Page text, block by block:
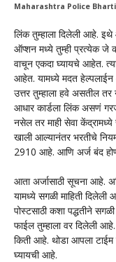
Maharashtra Police
लिंक तुम्हाला दिलेली आहे.
ऑप्शन मध्ये तुम्ही प्रत्येक जे
वाचून एकदा घ्यायचे आहेत.
आहेत. यामध्ये मदत हेल्पलाईन
उत्तर तुम्हाला हवे असतील
आधार कार्डला लिंक असणं
नसेल तर माही सेवा
खाली आल्यानंतर भरतीचे
2910 आहे. आणि अर्ज बंद
आता अर्जासाठी सूचना आहे.
यामध्ये सगळी माहिती दिलेली
पोस्टसाठी कशा पद्धतीने
फाईल तुम्हाला वर दिलेली
किती आहे. थोडा आपला टाईम
घ्यायची आहे.